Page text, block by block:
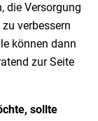
die Versorgung
verbessern
können dann
zur Seite
sollte